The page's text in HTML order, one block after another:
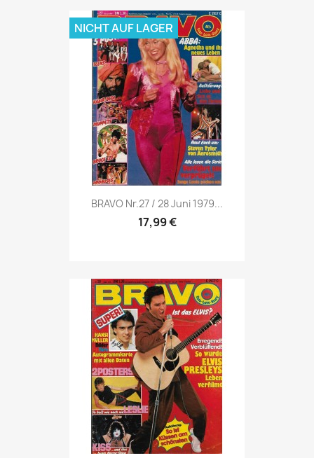
Vorschau
BRAVO Nr.27 / 28 Juni 1979...
17,99 €
NICHT AUF LAGER